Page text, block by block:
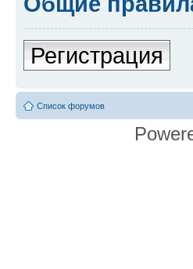
Регистрация
Список форумов